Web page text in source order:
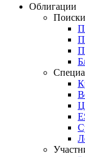
Облигации
Поиски